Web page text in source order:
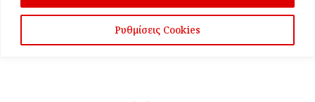
Ρυθμίσεις Cookies